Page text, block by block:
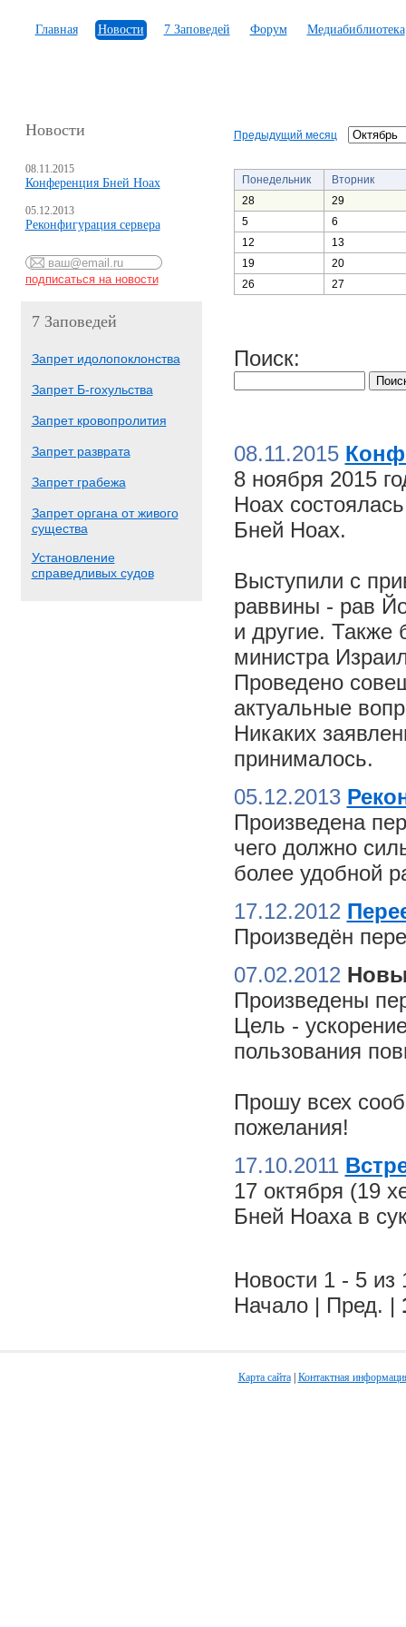
Главная Новости 7 Заповедей Форум Медиабиблиотека
Новости
08.11.2015
Конференция Бней Ноах
05.12.2013
Реконфигурация сервера
7 Заповедей
Запрет идолопоклонства
Запрет Б-гохульства
Запрет кровопролития
Запрет разврата
Запрет грабежа
Запрет органа от живого
существа
Установление
справедливых судов
Предыдущий месяц
Понедельник
Вторник
28
29
5
6
12
13
19
20
26
27
Поиск:
08.11.2015
8 ноября 2015
Ноах
Бней Ноах.
Выступили с
раввины - рав
и другие. Также
министра
Проведено
актуальные
Никаких
принималось.
05.12.2013
Произведена
чего должно
более удобной
17.12.2012
Произведён
07.02.2012
Произведены
Цель -
пользования
Прошу всех
пожелания!
17.10.2011
17 октября (19
Бней Ноаха в
Новости 1 - 5 из
Начало | Пред. |
Карта сайта| Контактная